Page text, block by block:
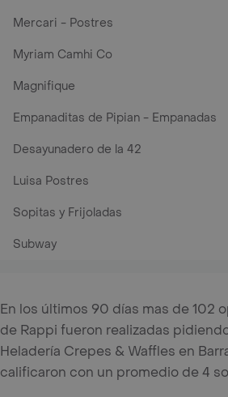
Mercari - Postres
Myriam Camhi Co
Magnifique
Empanaditas de Pipian - Empanadas
Desayunadero de la 42
Luisa Postres
Sopitas y Frijoladas
Subway
En los últimos 90 días mas de 102
de Rappi fueron realizadas
Heladería Crepes & Waffles en
calificaron con un promedio de 4